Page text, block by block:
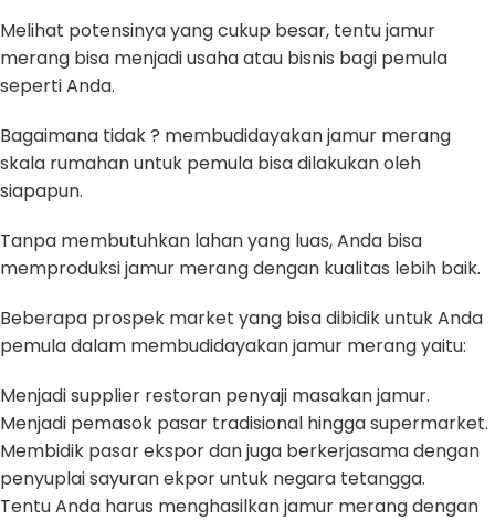
Melihat potensinya yang cukup besar, tentu jamur
merang bisa menjadi usaha atau bisnis bagi pemula
seperti Anda.
Bagaimana tidak ? membudidayakan jamur merang
skala rumahan untuk pemula bisa dilakukan oleh
siapapun.
Tanpa membutuhkan lahan yang luas, Anda bisa
memproduksi jamur merang dengan kualitas lebih baik.
Beberapa prospek market yang bisa dibidik untuk Anda
pemula dalam membudidayakan jamur merang yaitu:
Menjadi supplier restoran penyaji masakan jamur.
Menjadi pemasok pasar tradisional hingga supermarket.
Membidik pasar ekspor dan juga berkerjasama dengan
penyuplai sayuran ekpor untuk negara tetangga.
Tentu Anda harus menghasilkan jamur merang dengan